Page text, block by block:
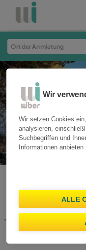
StartseiteReiseerfahrungen
Wir
Wir setzen Cookies
analysieren,
Suchbegriffen und
Informationen anbieten
ALLE